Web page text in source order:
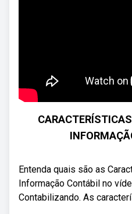
Entenda quais são as
Informação Contábil no
Contabilizando. As